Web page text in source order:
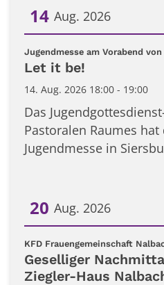
14 Aug. 2026
Datum: 14. August 2026
Jugendmesse am Vorabend
Let it be!
14. Aug. 2026 18:00 - 19:00
Das
Pastoralen Raumes
Jugendmesse in
20 Aug. 2026
Datum: 20. August 2026
KFD Frauengemeinschaft
Geselliger
Ziegler-Haus